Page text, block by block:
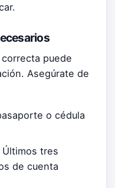
puede
Asegúrate de
o cédula
Últimos tres
de cuenta